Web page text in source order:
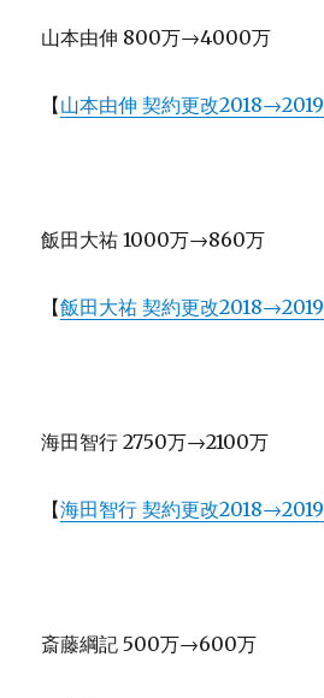
山本由伸 800万→4000万
【山本由伸 契約更改2018→2019
飯田大祐 1000万→860万
【飯田大祐 契約更改2018→2019
海田智行 2750万→2100万
【海田智行 契約更改2018→2019
斎藤綱記 500万→600万